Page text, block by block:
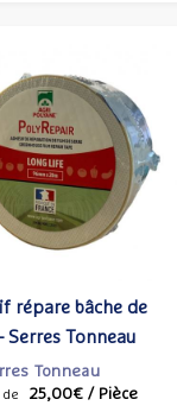
répare bâche de
Serres Tonneau
Tonneau
de 25,00€ / Pièce